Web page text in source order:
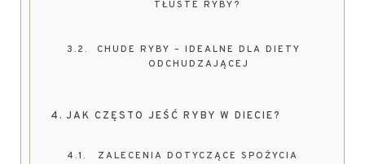
TŁUSTE RYBY?
CHUDE RYBY – IDEALNE DLA DIETY
ODCHUDZAJĄCEJ
JAK CZĘSTO JEŚĆ RYBY W DIECIE?
ZALECENIA DOTYCZĄCE SPOŻYCIA